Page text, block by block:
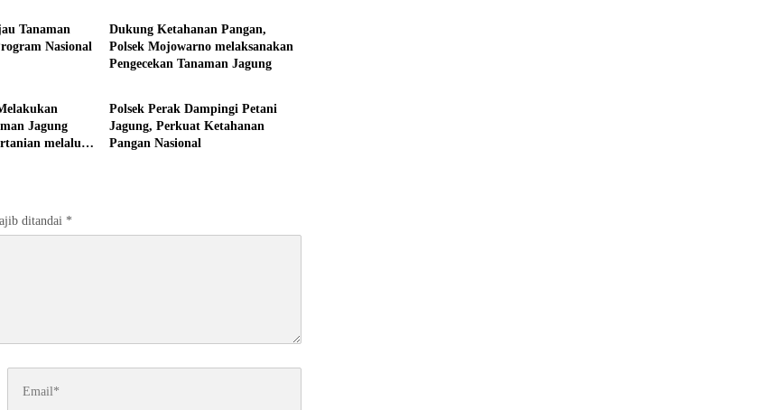
Tanaman
Nasional
Dukung Ketahanan Pangan,
Polsek Mojowarno melaksanakan
Pengecekan Tanaman Jagung
Jagung
melalui
Aktivitas
Polsek Perak Dampingi Petani
Jagung, Perkuat Ketahanan
Pangan Nasional
ditandai *